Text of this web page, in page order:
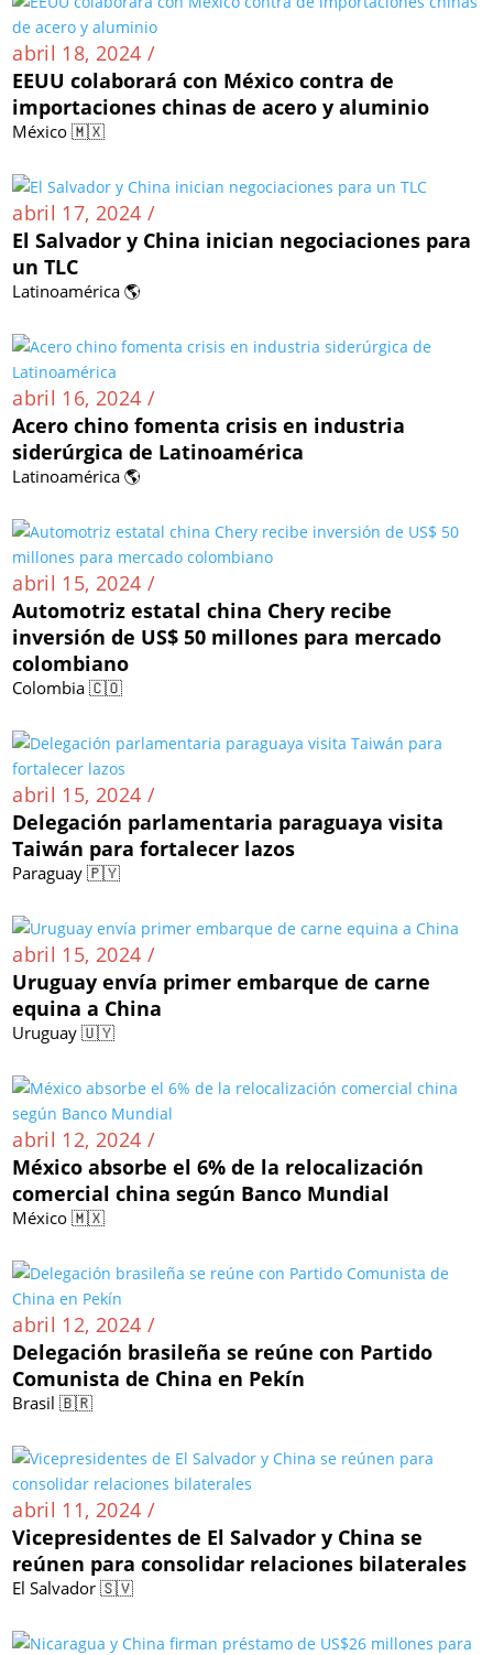
abril 18, 2024 /
EEUU colaborará con México contra de
importaciones chinas de acero y aluminio
México 🇲🇽
abril 17, 2024 /
El Salvador y China inician negociaciones para
un TLC
Latinoamérica 🌎
abril 16, 2024 /
Acero chino fomenta crisis en industria
siderúrgica de Latinoamérica
Latinoamérica 🌎
abril 15, 2024 /
Automotriz estatal china Chery recibe
inversión de US$ 50 millones para mercado
colombiano
Colombia 🇨🇴
abril 15, 2024 /
Delegación parlamentaria paraguaya visita
Taiwán para fortalecer lazos
Paraguay 🇵🇾
abril 15, 2024 /
Uruguay envía primer embarque de carne
equina a China
Uruguay 🇺🇾
abril 12, 2024 /
México absorbe el 6% de la relocalización
comercial china según Banco Mundial
México 🇲🇽
abril 12, 2024 /
Delegación brasileña se reúne con Partido
Comunista de China en Pekín
Brasil 🇧🇷
abril 11, 2024 /
Vicepresidentes de El Salvador y China se
reúnen para consolidar relaciones bilaterales
El Salvador 🇸🇻